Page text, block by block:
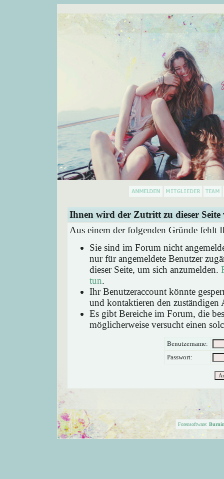
Ihnen wird der Zutritt zu dieser Seite
Aus einem der folgenden Gründe fehlt
Sie sind im Forum nicht
nur für angemeldete Benutzer
dieser Seite, um sich anzumelden.
tun.
Ihr Benutzeraccount könnte
und kontaktieren den zuständigen
Es gibt Bereiche im Forum, die
möglicherweise versucht einen
Benutzername:
Passwort:
Forensoftware: